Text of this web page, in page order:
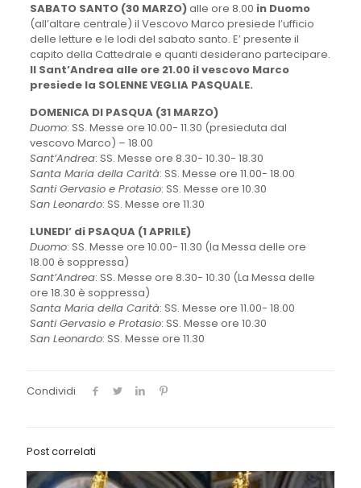
SABATO SANTO (30 MARZO)alle ore 8.00 in Duomo
(all’altare centrale) il Vescovo Marco presiede l’ufficio
delle letture e le lodi del sabato santo. E’ presente il
capito della Cattedrale e quanti desiderano partecipare.
Il Sant’Andrea alle ore 21.00 il vescovo Marco
presiede la SOLENNE VEGLIA PASQUALE.
DOMENICA DI PASQUA (31 MARZO)
Duomo: SS. Messe ore 10.00- 11.30 (presieduta dal
vescovo Marco) – 18.00
Sant’Andrea: SS. Messe ore 8.30- 10.30- 18.30
Santa Maria della Carità: SS. Messe ore 11.00- 18.00
Santi Gervasio e Protasio: SS. Messe ore 10.30
San Leonardo: SS. Messe ore 11.30
LUNEDI’ di PSAQUA (1 APRILE)
Duomo: SS. Messe ore 10.00- 11.30 (la Messa delle ore
18.00 è soppressa)
Sant’Andrea: SS. Messe ore 8.30- 10.30 (La Messa delle
ore 18.30 è soppressa)
Santa Maria della Carità: SS. Messe ore 11.00- 18.00
Santi Gervasio e Protasio: SS. Messe ore 10.30
San Leonardo: SS. Messe ore 11.30
Condividi
Post correlati